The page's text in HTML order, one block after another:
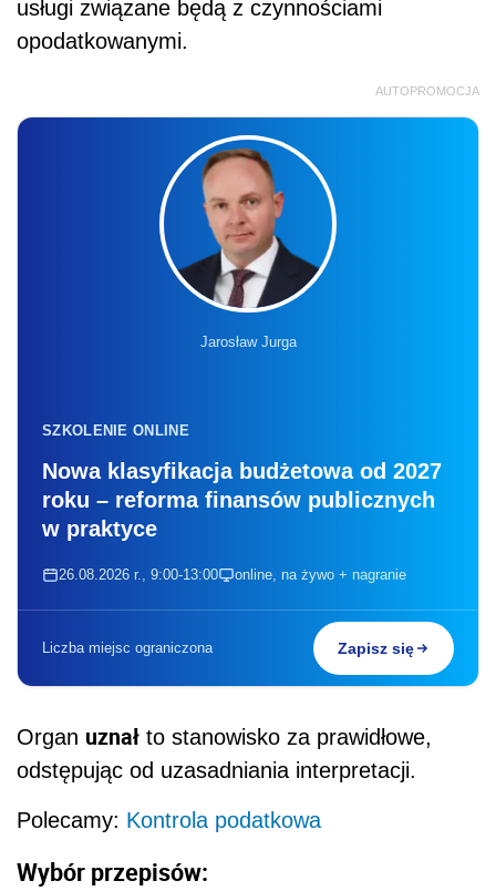
usługi związane będą z czynnościami
opodatkowanymi.
AUTOPROMOCJA
Jarosław Jurga
SZKOLENIE ONLINE
Nowa klasyfikacja budżetowa od 2027
roku – reforma finansów publicznych
w praktyce
26.08.2026 r., 9:00-13:00 online, na żywo + nagranie
Liczba miejsc ograniczona Zapisz się
Organ uznał to stanowisko za prawidłowe,
odstępując od uzasadniania interpretacji.
Polecamy: Kontrola podatkowa
Wybór przepisów: